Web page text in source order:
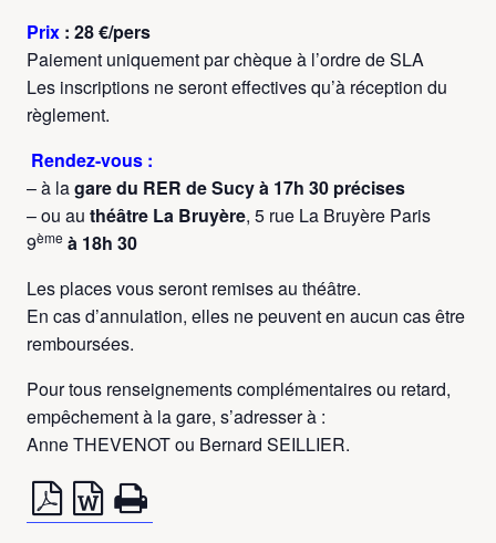
Prix : 28 €/pers
Paiement uniquement par chèque à l’ordre de SLA
Les inscriptions ne seront effectives qu’à réception du
règlement.
Rendez-vous :
– à lagare du RER de Sucy à 17h 30 précises
– ou au théâtre La Bruyère, 5 rue La Bruyère Paris
9ème à 18h 30
Les places vous seront remises au théâtre.
En cas d’annulation, elles ne peuvent en aucun cas être
remboursées.
Pour tous renseignements complémentaires ou retard,
empêchement à la gare, s’adresser à :
Anne THEVENOT ou Bernard SEILLIER.